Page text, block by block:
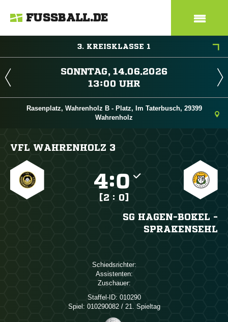
FUSSBALL.DE
3. KREISKLASSE 1
 
 
Rasenplatz, Wahrenholz B - Platz, Im Taterbusch, 29399
Wahrenholz
VFL WAHRENHOLZ 3
:
[2 : 0]
SG HAGEN-BOKEL -
SPRAKENSEHL
Schiedsrichter:
Assistenten:
Zuschauer:
Staffel-ID: 010290
Spiel: 010290082 / 21. Spieltag